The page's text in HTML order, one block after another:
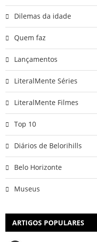
Dilemas da idade
Quem faz
Lançamentos
LiteralMente Séries
LiteralMente Filmes
Top 10
Diários de Belorihills
Belo Horizonte
Museus
ARTIGOS POPULARES